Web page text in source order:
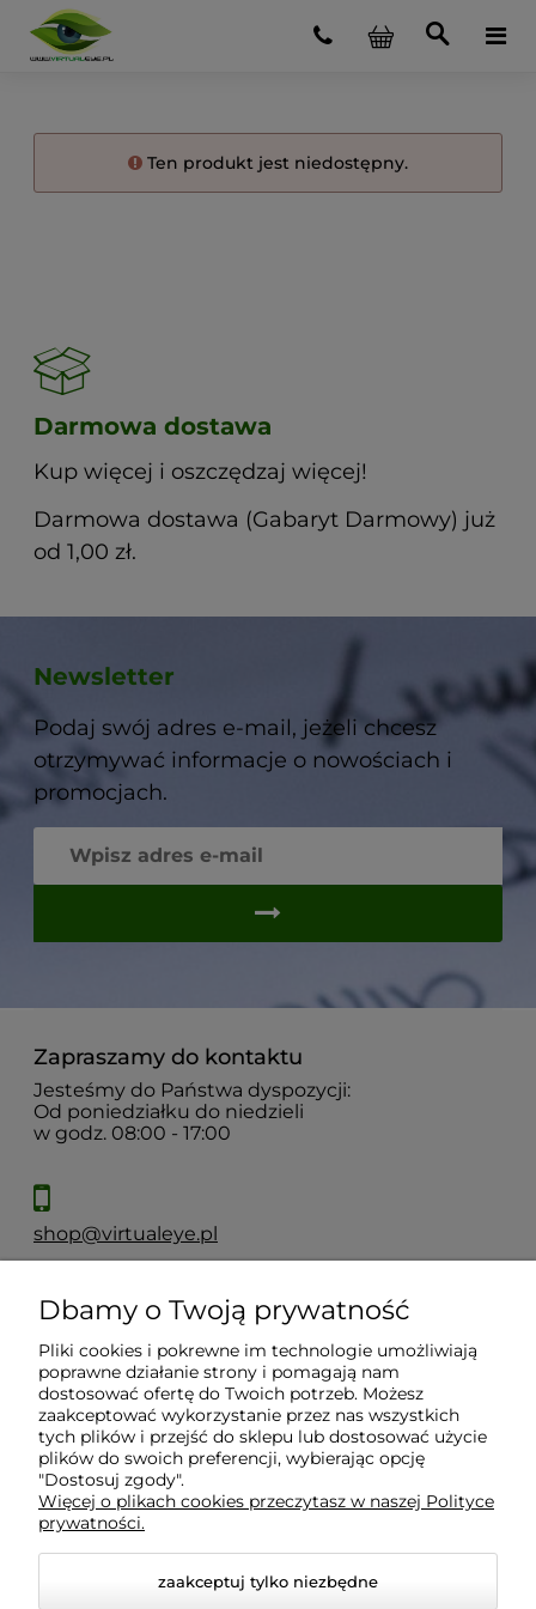
Ten produkt jest niedostępny.
Darmowa dostawa
Kup więcej i oszczędzaj więcej!
Darmowa dostawa (Gabaryt Darmowy) już
od 1,00 zł.
Newsletter
Podaj swój adres e-mail, jeżeli chcesz
otrzymywać informacje o nowościach i
promocjach.
Zapraszamy do kontaktu
Jesteśmy do Państwa dyspozycji:
Od poniedziałku do niedzieli
w godz. 08:00 - 17:00
shop@virtualeye.pl
Moje konto
Płatności i dostawa
Informacje
O nas
Dbamy o Twoją prywatność
Pliki cookies i pokrewne im technologie umożliwiają
poprawne działanie strony i pomagają nam
dostosować ofertę do Twoich potrzeb. Możesz
zaakceptować wykorzystanie przez nas wszystkich
tych plików i przejść do sklepu lub dostosować użycie
plików do swoich preferencji, wybierając opcję
"Dostosuj zgody".
Więcej o plikach cookies przeczytasz w naszej Polityce
prywatności.
zaakceptuj tylko niezbędne